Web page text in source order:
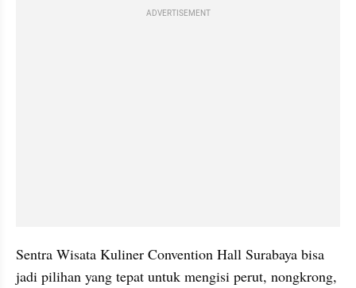
ADVERTISEMENT
Sentra Wisata Kuliner Convention Hall Surabaya bisa
jadi pilihan yang tepat untuk mengisi perut, nongkrong,